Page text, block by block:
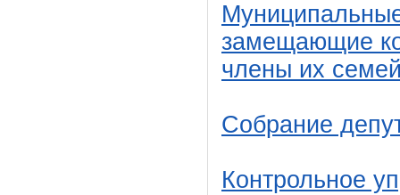
замещающие
члены их
Собрание
Контрольное